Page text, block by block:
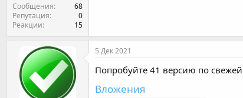
Сообщения
68
Репутация
0
Реакции
15
5 Дек 2021
Попробуйте 41 версию по свежей
Вложения